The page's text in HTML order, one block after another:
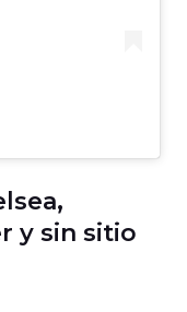
y sin sitio